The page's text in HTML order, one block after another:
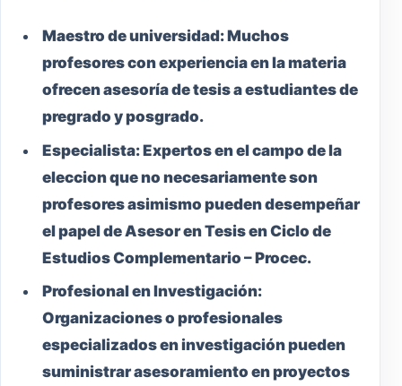
Maestrode universidad:Muchos
profesores con experiencia en la materia
ofrecen asesoría de tesis a estudiantes de
pregrado y posgrado.
Especialista:Expertos en el campo de la
eleccion que no necesariamente son
profesores asimismo pueden desempeñar
el papel de Asesor en Tesis en Ciclo de
Estudios Complementario – Procec.
Profesional en Investigación:
Organizaciones o profesionales
especializados en investigación pueden
suministrar asesoramiento en proyectos